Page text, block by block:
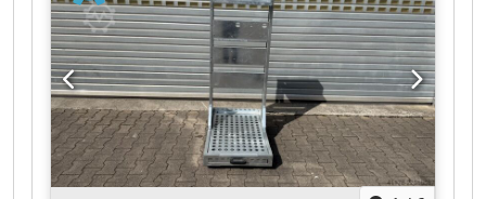
er udstyret med et vakuumsystem, et
transportbånd til spånafværgning samt
væskekøling. Leder du efter avancerede CNC-
bearbejdningsmuligheder, bør du overveje den
Biesse Rover C9.50, som vi tilbyder til salg.
Kontakt os for yderligere information.
Arbejdsbord og opspænding • 8 ATS-
pladeholdere (L = 1525 mm) og 24 glideskinner •